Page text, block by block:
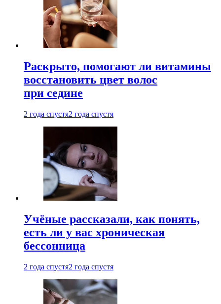
Раскрыто, помогают ли витамины
восстановить цвет волос
при седине
2 года спустя2 года спустя
Учёные рассказали, как понять,
есть ли у вас хроническая
бессонница
2 года спустя2 года спустя